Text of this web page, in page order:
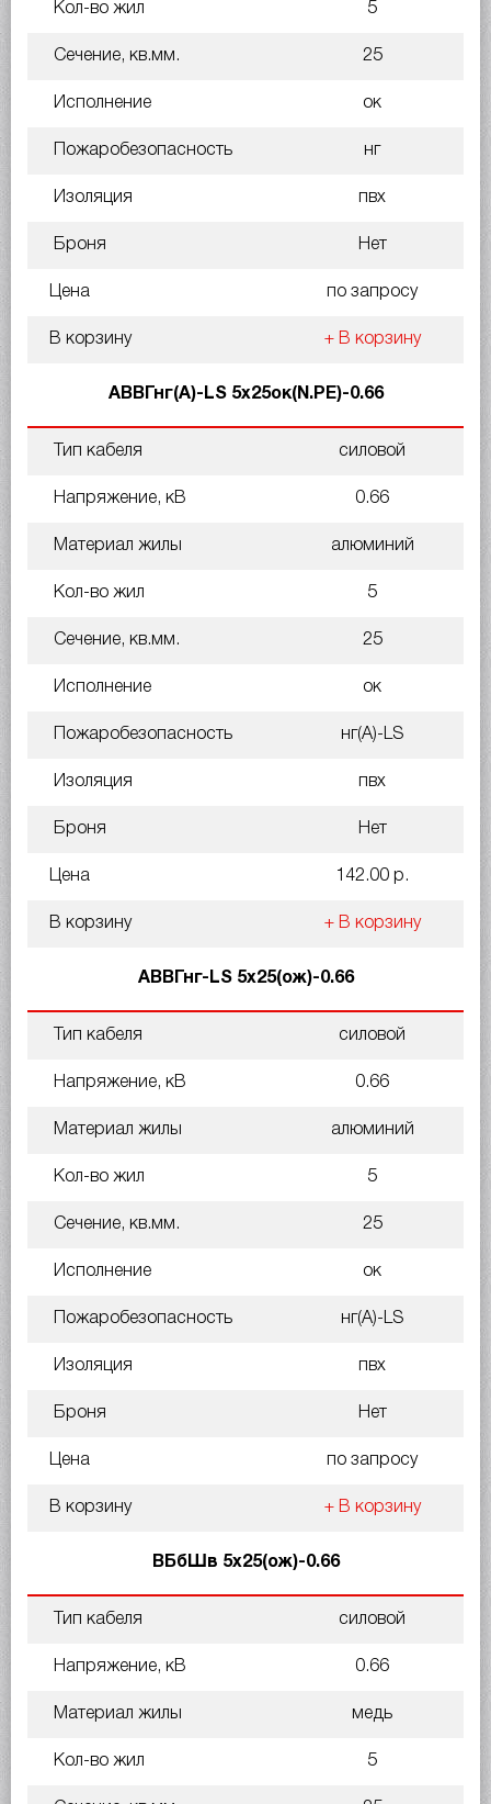
Кол-во жил 5
Сечение, кв.мм. 25
Исполнение ок
Пожаробезопасность нг
Изоляция пвх
Броня Нет
Цена по запросу
В корзину + В корзину
АВВГнг(A)-LS 5х25ок(N.PE)-0.66
Тип кабеля силовой
Напряжение, кВ 0.66
Материал жилы алюминий
Кол-во жил 5
Сечение, кв.мм. 25
Исполнение ок
Пожаробезопасность нг(A)-LS
Изоляция пвх
Броня Нет
Цена 142.00 р.
В корзину + В корзину
АВВГнг-LS 5х25(ож)-0.66
Тип кабеля силовой
Напряжение, кВ 0.66
Материал жилы алюминий
Кол-во жил 5
Сечение, кв.мм. 25
Исполнение ок
Пожаробезопасность нг(A)-LS
Изоляция пвх
Броня Нет
Цена по запросу
В корзину + В корзину
ВБбШв 5х25(ож)-0.66
Тип кабеля силовой
Напряжение, кВ 0.66
Материал жилы медь
Кол-во жил 5